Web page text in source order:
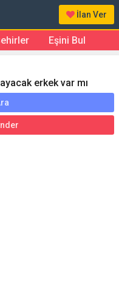
İlan Ver
Eşini Bul
erkek var mı